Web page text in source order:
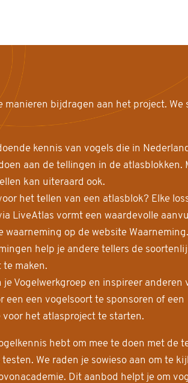
bijdragen aan het project. We
kennis van vogels die in
aan de tellingen in de atlasblokken.
kan uiteraard ook.
het tellen van een atlasblok? Elke
LiveAtlas vormt een waardevolle
waarneming op de website
help je andere tellers de
te maken.
Vogelwerkgroep en inspireer anderen
een een vogelsoort te sponsoren of een
het atlasproject te starten.
hebt om mee te doen met de
We raden je sowieso aan om te
Dit aanbod helpt je om